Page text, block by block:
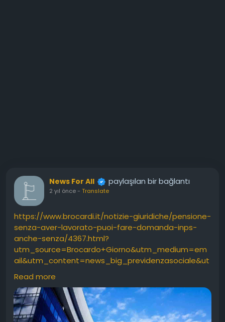
News For All paylaşılan bir bağlantı
2 yıl önce- Translate
https://www.brocardi.it/notizie-giuridiche/pensione-
senza-aver-lavorato-puoi-fare-domanda-inps-
anche-senza/4367.html?
utm_source=Brocardo+Giorno&utm_medium=em
ail&utm_content=news_big_previdenzasociale&ut
m_campaign=2024-08-14
Read more